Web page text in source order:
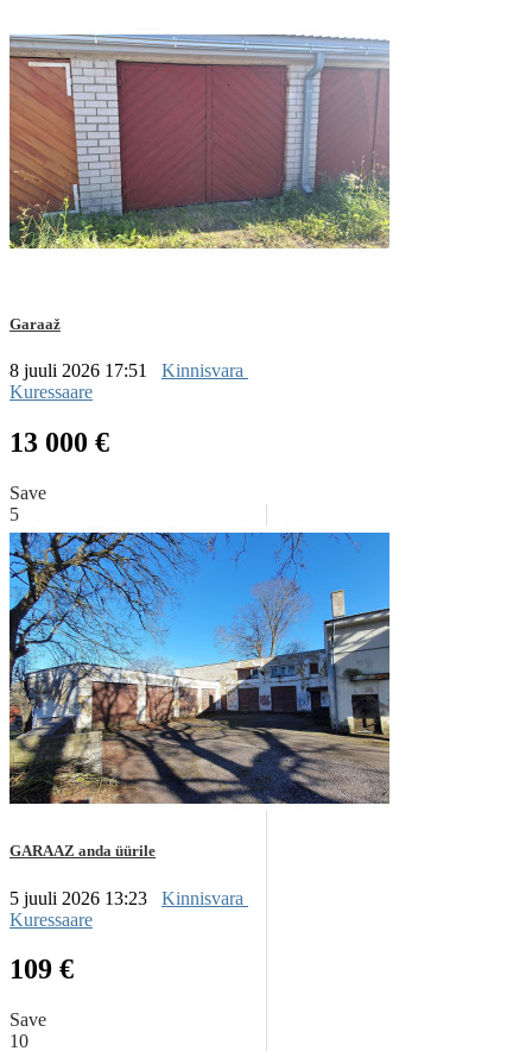
Garaaž
8 juuli 2026 17:51
Kinnisvara
Kuressaare
13 000 €
Save
5
GARAAZ anda üürile
5 juuli 2026 13:23
Kinnisvara
Kuressaare
109 €
Save
10